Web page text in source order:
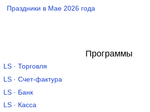
Праздники в Мае 2026 года
Программы
LS · Торговля
LS · Счет-фактура
LS · Банк
LS · Касса